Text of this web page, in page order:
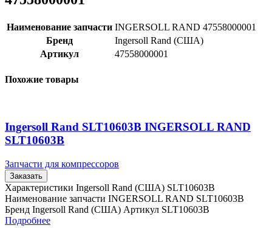
Наименование запчасти INGERSOLL RAND 47558000001
Бренд
Ingersoll Rand (США)
Артикул
47558000001
Похожие товары
Ingersoll Rand SLT10603B INGERSOLL RAND
SLT10603B
Запчасти для компрессоров
Заказать
Характеристики Ingersoll Rand (США) SLT10603B
Наименование запчасти INGERSOLL RAND SLT10603B
Бренд Ingersoll Rand (США) Артикул SLT10603B
Подробнее